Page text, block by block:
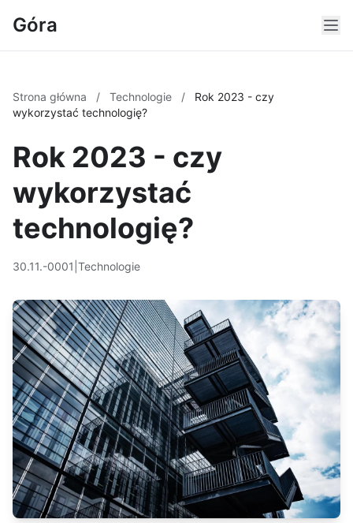
Góra
Strona główna / Technologie /
Rok 2023 - czy
wykorzystać technologię?
Rok 2023 - czy
wykorzystać
technologię?
30.11.-0001 Technologie